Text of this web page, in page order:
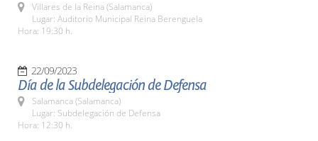
Villares de la Reina (Salamanca)
Lugar: Auditorio Municipal Reina Berenguela
Hora: 19:30 h.
22/09/2023
Día de la Subdelegación de Defensa
Salamanca (Salamanca)
Lugar: Subdelegación de Defensa
Hora: 12:30 h.